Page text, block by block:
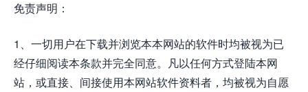
免责声明：
1、一切用户在下载并浏览本本网站的软件时均被视为已
经仔细阅读本条款并完全同意。凡以任何方式登陆本网
站，或直接、间接使用本网站软件资料者，均被视为自愿